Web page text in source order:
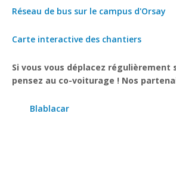
Réseau de bus sur le campus d'Orsay
Carte interactive des chantiers
Si vous vous déplacez régulièrement
pensez au co-voiturage ! Nos
Blablacar